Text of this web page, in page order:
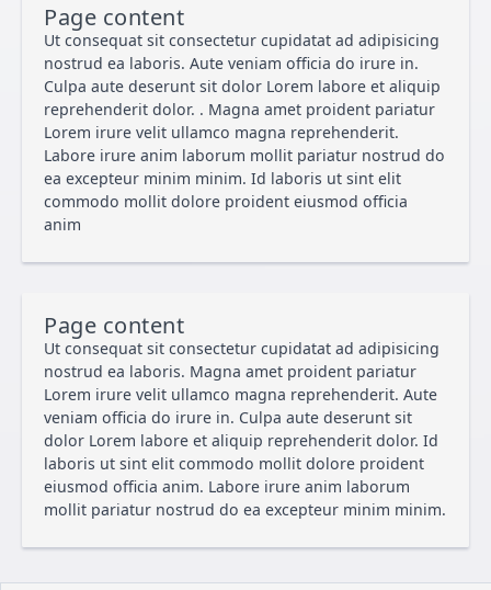
Page content
Ut consequat sit consectetur cupidatat ad adipisicing
nostrud ea laboris. Aute veniam officia do irure in.
Culpa aute deserunt sit dolor Lorem labore et aliquip
reprehenderit dolor. . Magna amet proident pariatur
Lorem irure velit ullamco magna reprehenderit.
Labore irure anim laborum mollit pariatur nostrud do
ea excepteur minim minim. Id laboris ut sint elit
commodo mollit dolore proident eiusmod officia
anim
Page content
Ut consequat sit consectetur cupidatat ad adipisicing
nostrud ea laboris. Magna amet proident pariatur
Lorem irure velit ullamco magna reprehenderit. Aute
veniam officia do irure in. Culpa aute deserunt sit
dolor Lorem labore et aliquip reprehenderit dolor. Id
laboris ut sint elit commodo mollit dolore proident
eiusmod officia anim. Labore irure anim laborum
mollit pariatur nostrud do ea excepteur minim minim.